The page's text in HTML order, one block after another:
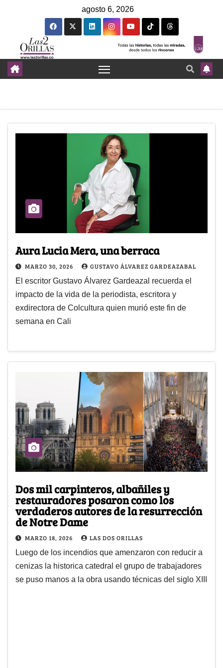
agosto 6, 2026
Aura Lucia Mera, una berraca
MARZO 30, 2026 GUSTAVO ÁLVAREZ GARDEAZABAL
El escritor Gustavo Álvarez Gardeazal recuerda el
impacto de la vida de la periodista, escritora y
exdirectora de Colcultura quien murió este fin de
semana en Cali
Dos mil carpinteros, albañiles y
restauradores posaron como los
verdaderos autores de la resurrección
de Notre Dame
MARZO 18, 2026 LAS DOS ORILLAS
Luego de los incendios que amenzaron con reducir a
cenizas la historica catedral el grupo de trabajadores
se puso manos a la obra usando técnicas del siglo XIII